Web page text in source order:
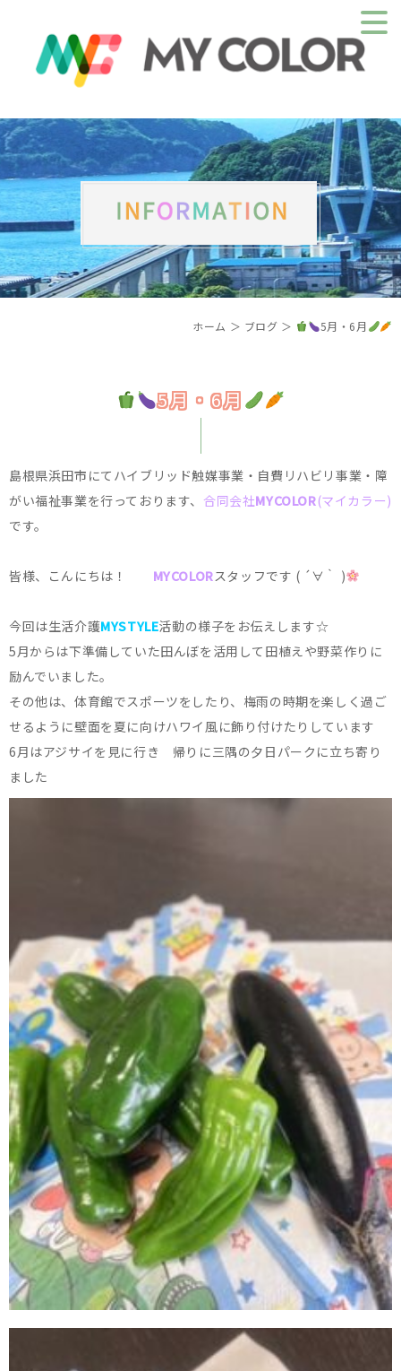
ホーム ＞ ブログ ＞ 5月・6月
5月・6月
島根県浜田市にてハイブリッド触媒事業・自費リハビリ事業・障
がい福祉事業を行っております、 合同会社MYCOLOR(マイカラー)
です。
皆様、こんにちは！ MYCOLORスタッフです ( ´∀｀ )
今回は生活介護MYSTYLE活動の様子をお伝えします☆
5月からは下準備していた田んぼを活用して田植えや野菜作りに
励んでいました。
その他は、体育館でスポーツをしたり、梅雨の時期を楽しく過ご
せるように壁面を夏に向けハワイ風に飾り付けたりしています
6月はアジサイを見に行き 帰りに三隅の夕日パークに立ち寄り
ました